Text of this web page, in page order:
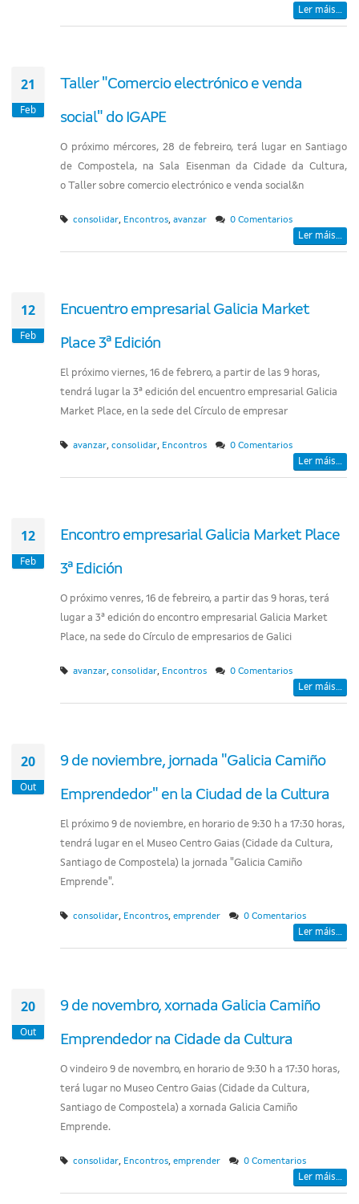
Ler máis...
21
Feb
Taller "Comercio electrónico e venda
social" do IGAPE
O próximo mércores, 28 de febreiro, terá lugar en Santiago
de Compostela, na Sala Eisenman da Cidade da Cultura,
o Taller sobre comercio electrónico e venda social&n
consolidar Encontros avanzar
0 Comentarios
Ler máis...
12
Feb
Encuentro empresarial Galicia Market
Place 3ª Edición
El próximo viernes, 16 de febrero, a partir de las 9 horas,
tendrá lugar la 3ª edición del encuentro empresarial Galicia
Market Place, en la sede del Círculo de empresar
avanzar consolidar Encontros
0 Comentarios
Ler máis...
12
Feb
Encontro empresarial Galicia Market Place
3ª Edición
O próximo venres, 16 de febreiro, a partir das 9 horas, terá
lugar a 3ª edición do encontro empresarial Galicia Market
Place, na sede do Círculo de empresarios de Galici
avanzar consolidar Encontros
0 Comentarios
Ler máis...
20
Out
9 de noviembre, jornada "Galicia Camiño
Emprendedor" en la Ciudad de la Cultura
El próximo 9 de noviembre, en horario de 9:30 h a 17:30 horas,
tendrá lugar en el Museo Centro Gaias (Cidade da Cultura,
Santiago de Compostela) la jornada "Galicia Camiño
Emprende".
consolidar Encontros emprender
0 Comentarios
Ler máis...
20
Out
9 de novembro, xornada Galicia Camiño
Emprendedor na Cidade da Cultura
O vindeiro 9 de novembro, en horario de 9:30 h a 17:30 horas,
terá lugar no Museo Centro Gaias (Cidade da Cultura,
Santiago de Compostela) a xornada Galicia Camiño
Emprende.
consolidar Encontros emprender
0 Comentarios
Ler máis...